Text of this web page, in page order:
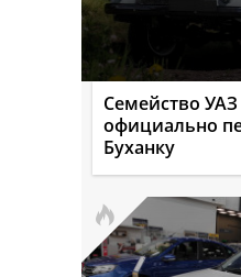
Семейство УАЗ
официально
Буханку